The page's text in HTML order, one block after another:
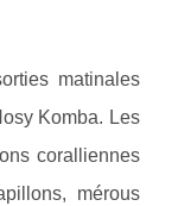
matinales
Komba. Les
coralliennes
mérous